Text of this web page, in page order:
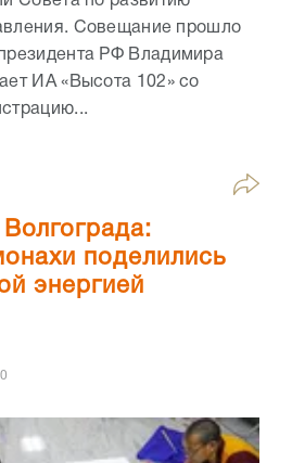
Совещание прошло
РФ Владимира
ИА «Высота 102» со
поделились
энергией
0